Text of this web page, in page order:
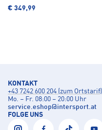
€ 349,99
KONTAKT
+43 7242 600 204 (zum Ortstarif)
Mo. – Fr. 08:00 – 20:00 Uhr
service.eshop@intersport.at
FOLGE UNS